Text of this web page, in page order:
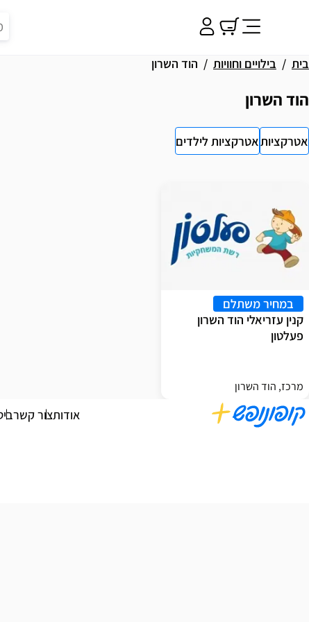
בית בילויים וחוויות הוד השרון
הוד השרון
אטרקציותאטרקציות לילדים
במחיר משתלם
קנין עזריאלי הוד השרון
פעלטון
מרכז, הוד השרון
אודותצור קשר